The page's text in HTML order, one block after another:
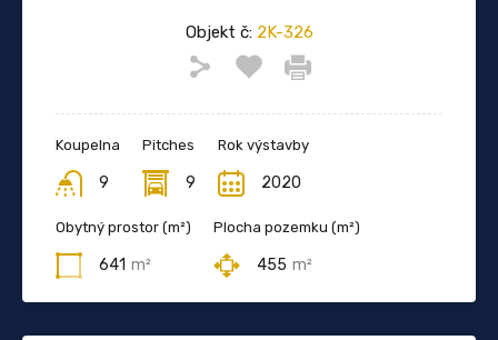
Objekt č:2K-326
Koupelna
9
Pitches
9
Rok výstavby
2020
Obytný prostor (m²)
641 m²
Plocha pozemku (m²)
455 m²